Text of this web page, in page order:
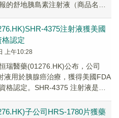
的舒地胰島素注射液（商品名：
4375注射液獲美國
格認定
上午10:28
瑞醫藥(01276.HK)公布，公司
液用於胰腺癌治療，獲得美國FDA
格認定。SHR-4375 注射液是公
子公司HRS-1780片獲藥